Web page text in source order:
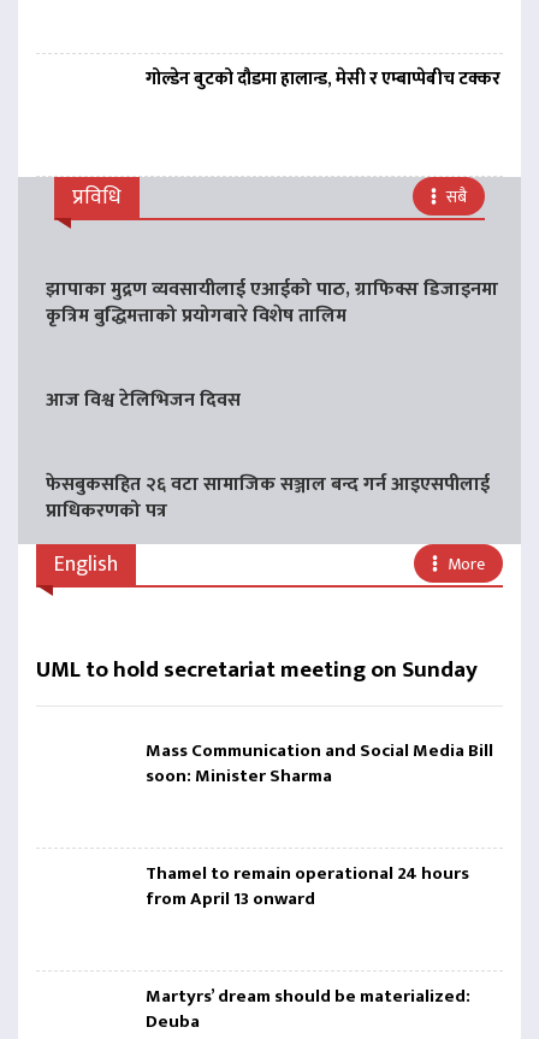
गोल्डेन बुटको दौडमा हालान्ड, मेसी र एम्बाप्पेबीच टक्कर
प्रविधि सबै
झापाका मुद्रण व्यवसायीलाई एआईको पाठ, ग्राफिक्स डिजाइनमा
कृत्रिम बुद्धिमत्ताको प्रयोगबारे विशेष तालिम
आज विश्व टेलिभिजन दिवस
फेसबुकसहित २६ वटा सामाजिक सञ्जाल बन्द गर्न आइएसपीलाई
प्राधिकरणको पत्र
English More
UML to hold secretariat meeting on Sunday
Mass Communication and Social Media Bill
soon: Minister Sharma
Thamel to remain operational 24 hours
from April 13 onward
Martyrs’ dream should be materialized:
Deuba